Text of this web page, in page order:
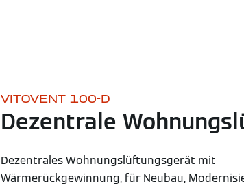
VITOVENT 100-D
Dezentrale
Dezentrales Wohnungslüftungsgerät mit
Wärmerückgewinnung, für Neubau,